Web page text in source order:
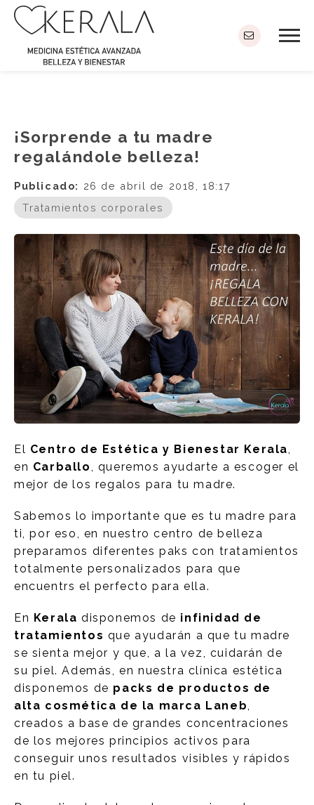
¡Sorprende a tu madre
regalándole belleza!
Publicado: 26 de abril de 2018, 18:17
Tratamientos corporales
El Centro de Estética y Bienestar Kerala,
en Carballo, queremos ayudarte a escoger el
mejor de los regalos para tu madre.
Sabemos lo importante que es tu madre para
ti, por eso, en nuestro centro de belleza
preparamos diferentes paks con tratamientos
totalmente personalizados para que
encuentrs el perfecto para ella.
En Kerala disponemos de infinidad de
tratamientos que ayudarán a que tu madre
se sienta mejor y que, a la vez, cuidarán de
su piel. Además, en nuestra clínica estética
disponemos de packs de productos de
alta cosmética de la marca Laneb,
creados a base de grandes concentraciones
de los mejores principios activos para
conseguir unos resultados visibles y rápidos
en tu piel.